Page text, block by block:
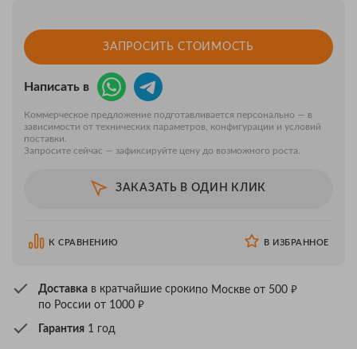
ЗАПРОСИТЬ СТОИМОСТЬ
Написать в
Коммерческое предложение подготавливается персонально — в
зависимости от технических параметров, конфигурации и условий
поставки.
Запросите сейчас — зафиксируйте цену до возможного роста.
ЗАКАЗАТЬ В ОДИН КЛИК
К СРАВНЕНИЮ В ИЗБРАННОЕ
Доставка в кратчайшие срокипо Москве от 500 ₽
по России от 1000 ₽
Гарантия 1 год